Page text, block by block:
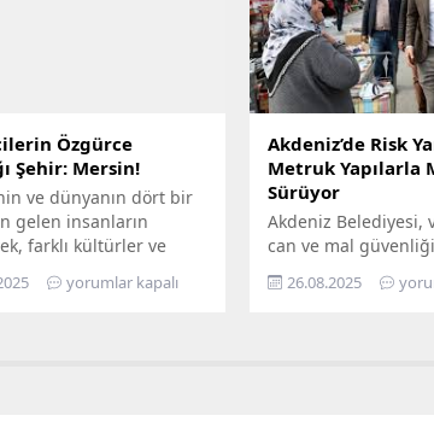
uygun biçimde
geleceğin artan
hazır hâle getiriyor
enerji dönüşümüne
Özgürce
Şehir: Mersin!
ve dünyanın dört bir
gelen insanların
farklı kültürler ve
bir arada kardeşçe ve
yaşadığı Mersin,
yorumlar kapalı
Akdeniz’de Risk
Metruk Yapılarla
Sürüyor
Akdeniz Belediyesi,
can ve mal
eden, yarattığı
yanı sıra kimi
26.08.2025